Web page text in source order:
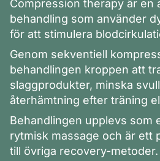
Compression therapy är en
behandling som använder
för att stimulera
Genom sekventiell
behandlingen kroppen att
slaggprodukter, minska
återhämtning efter träning
Behandlingen upplevs som
rytmisk massage och är ett
till övriga recovery-metoder.